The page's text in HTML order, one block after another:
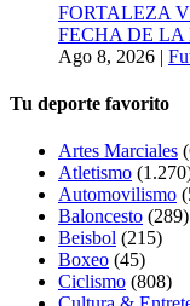
FORTALEZA
FECHA DE
Ago 8, 2026 |
Tu deporte favorito
Artes Marciales
Atletismo
Automovilismo
Baloncesto (289)
Beisbol (215)
Boxeo (45)
Ciclismo (808)